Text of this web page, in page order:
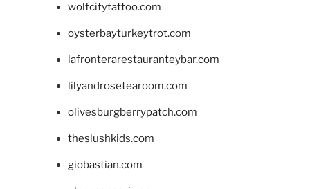
wolfcitytattoo.com
oysterbayturkeytrot.com
lafronterarestauranteybar.com
lilyandrosetearoom.com
olivesburgberrypatch.com
theslushkids.com
giobastian.com